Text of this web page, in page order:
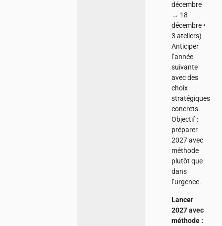
décembre
→ 18
décembre •
3 ateliers)
Anticiper
l’année
suivante
avec des
choix
stratégiques
concrets.
Objectif :
préparer
2027 avec
méthode
plutôt que
dans
l’urgence.
Lancer
2027 avec
méthode :